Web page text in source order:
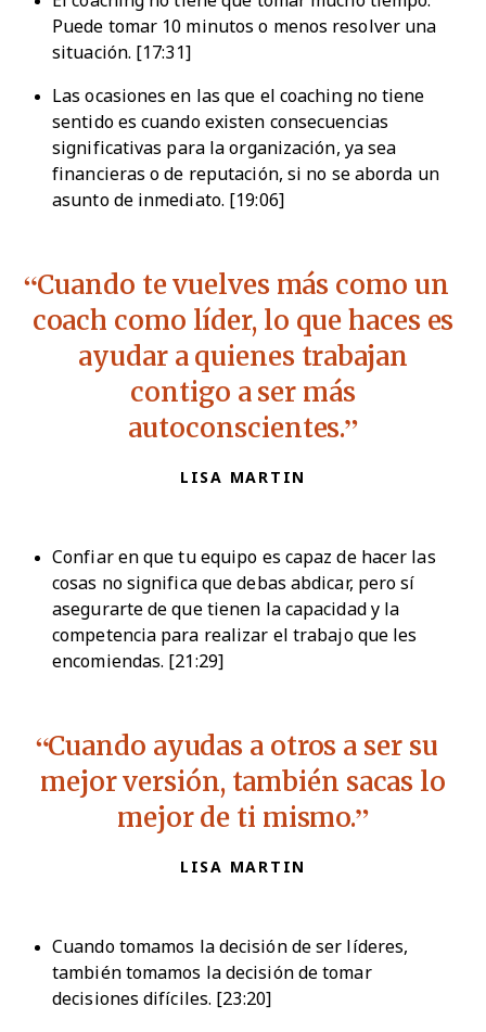
Puede tomar 10 minutos o menos resolver una
situación. [17:31]
Las ocasiones en las que el coaching no tiene
sentido es cuando existen consecuencias
significativas para la organización, ya sea
financieras o de reputación, si no se aborda un
asunto de inmediato. [19:06]
Cuando te vuelves más como un
coach como líder, lo que haces es
ayudar a quienes trabajan
contigo a ser más
autoconscientes.
LISA MARTIN
Confiar en que tu equipo es capaz de hacer las
cosas no significa que debas abdicar, pero sí
asegurarte de que tienen la capacidad y la
competencia para realizar el trabajo que les
encomiendas. [21:29]
Cuando ayudas a otros a ser su
mejor versión, también sacas lo
mejor de ti mismo.
LISA MARTIN
Cuando tomamos la decisión de ser líderes,
también tomamos la decisión de tomar
decisiones difíciles. [23:20]